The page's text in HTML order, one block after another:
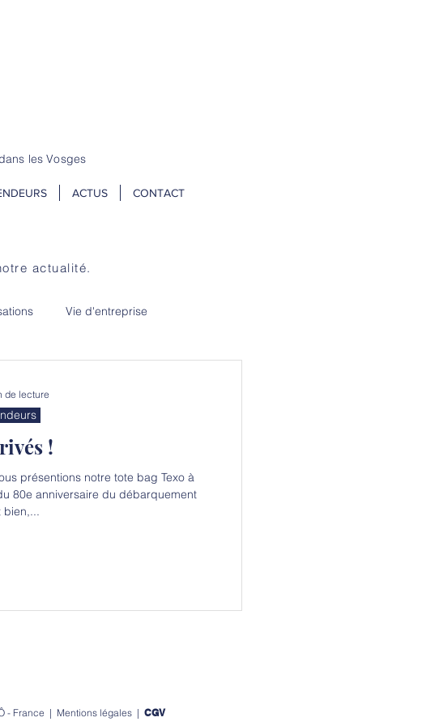
les Vosges
ACTUS CONTACT
Vie d'entreprise
!
présentions notre tote bag Texo à
80e anniversaire du débarquement
bien,...
de lecture
actualité.
- France | Mentions légales | CGV